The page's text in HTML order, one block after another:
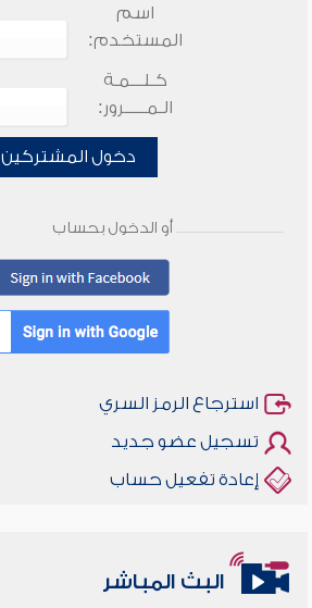
اسم
المستخدم:
كـلـــمـة
الـمـــــرور:
دخول المشتركين
أو الدخول بحساب
استرجاع الرمز السري
تسجيل عضو جديد
إعادة تفعيل حساب
البث المباشر